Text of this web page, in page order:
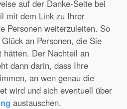
auf der Danke-Seite bei
mit dem Link zu Ihrer
Personen weiterzuleiten. So
an Personen, die Sie
hätten. Der Nachteil an
dann darin, dass Ihre
an wen genau die
wird und sich eventuell über
austauschen.